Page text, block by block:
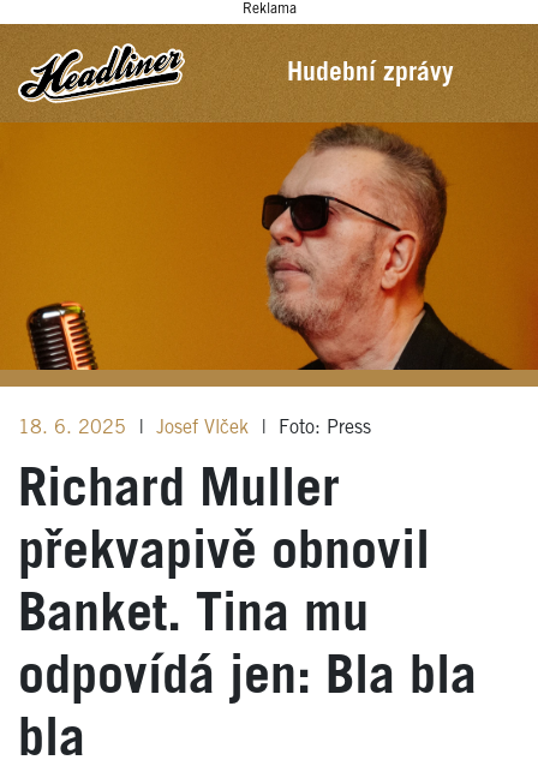
Reklama
Hudební zprávy
18. 6. 2025 Josef Vlček Foto: Press
Richard Muller
překvapivě obnovil
Banket. Tina mu
odpovídá jen: Bla bla
bla